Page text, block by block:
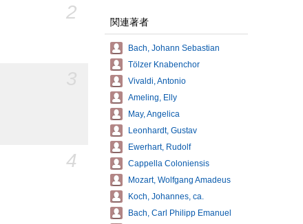
2
4
関連著者
Bach, Johann Sebastian
Tölzer Knabenchor
Vivaldi, Antonio
Ameling, Elly
May, Angelica
Leonhardt, Gustav
Ewerhart, Rudolf
Cappella Coloniensis
Mozart, Wolfgang Amadeus
Koch, Johannes, ca.
Bach, Carl Philipp Emanuel